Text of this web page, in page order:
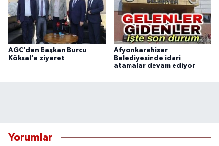
AGC’den Başkan Burcu
Köksal’a ziyaret
Afyonkarahisar
Belediyesinde idari
atamalar devam ediyor
Yorumlar